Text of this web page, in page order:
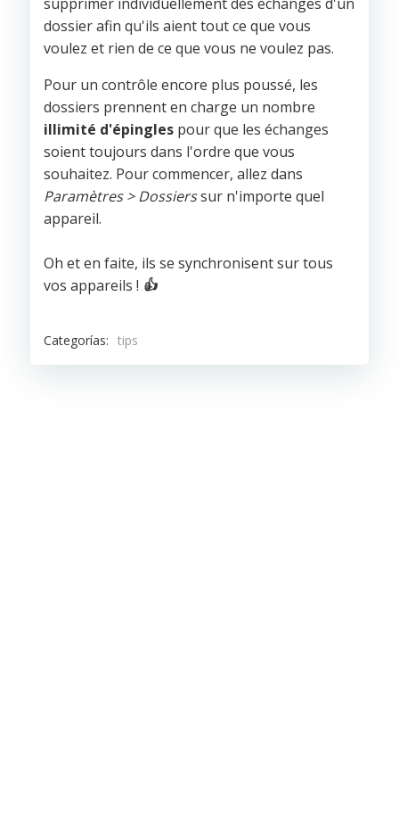
dossier afin qu'ils aient tout ce que vous
voulez et rien de ce que vous ne voulez pas.
Pour un contrôle encore plus poussé, les
dossiers prennent en charge un nombre
illimité d'épingles pour que les échanges
soient toujours dans l'ordre que vous
souhaitez. Pour commencer, allez dans
Paramètres > Dossierssur n'importe quel
appareil.
Oh et en faite, ils se synchronisent sur tous
vos appareils ! 👍
Categorías: tips